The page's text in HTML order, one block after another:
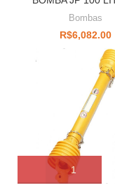
Bombas
R$6,082.00